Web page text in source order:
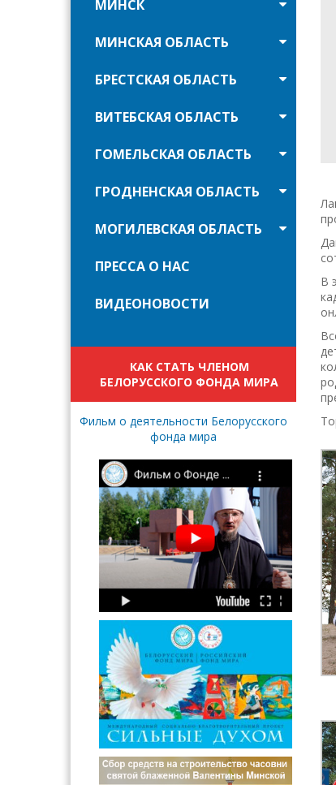
МИНСК
МИНСКАЯ ОБЛАСТЬ
БРЕСТСКАЯ ОБЛАСТЬ
ВИТЕБСКАЯ ОБЛАСТЬ
ГОМЕЛЬСКАЯ ОБЛАСТЬ
ГРОДНЕНСКАЯ ОБЛАСТЬ
МОГИЛЕВСКАЯ ОБЛАСТЬ
ПРЕССА О НАС
ВИДЕОНОВОСТИ
КАК СТАТЬ ЧЛЕНОМ
БЕЛОРУССКОГО ФОНДА МИРА
Фильм о деятельности Белорусского
фонда мира
В